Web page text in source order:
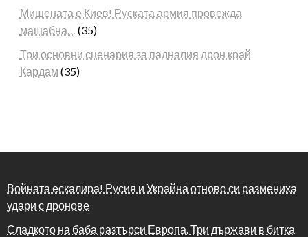
Мишената е Киев! Руската армия провежда
мащабна… (35)
Три основни сценария за падналия дрон край
Кардам (35)
Войната ескалира! Русия и Украйна отново си размениха
удари с дронове
Сладкото на баба разтърси Европа. Три държави в битка